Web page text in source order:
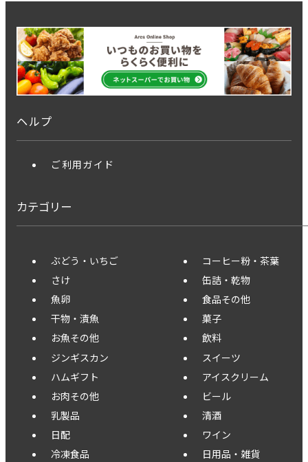
ヘルプ
ご利用ガイド
カテゴリー
ぶどう・いちご
さけ
魚卵
干物・漬魚
お魚その他
ジンギスカン
ハムギフト
お肉その他
乳製品
日配
冷凍食品
コーヒー粉・茶葉
缶詰・乾物
食品その他
菓子
飲料
スイーツ
アイスクリーム
ビール
清酒
ワイン
日用品・雑貨